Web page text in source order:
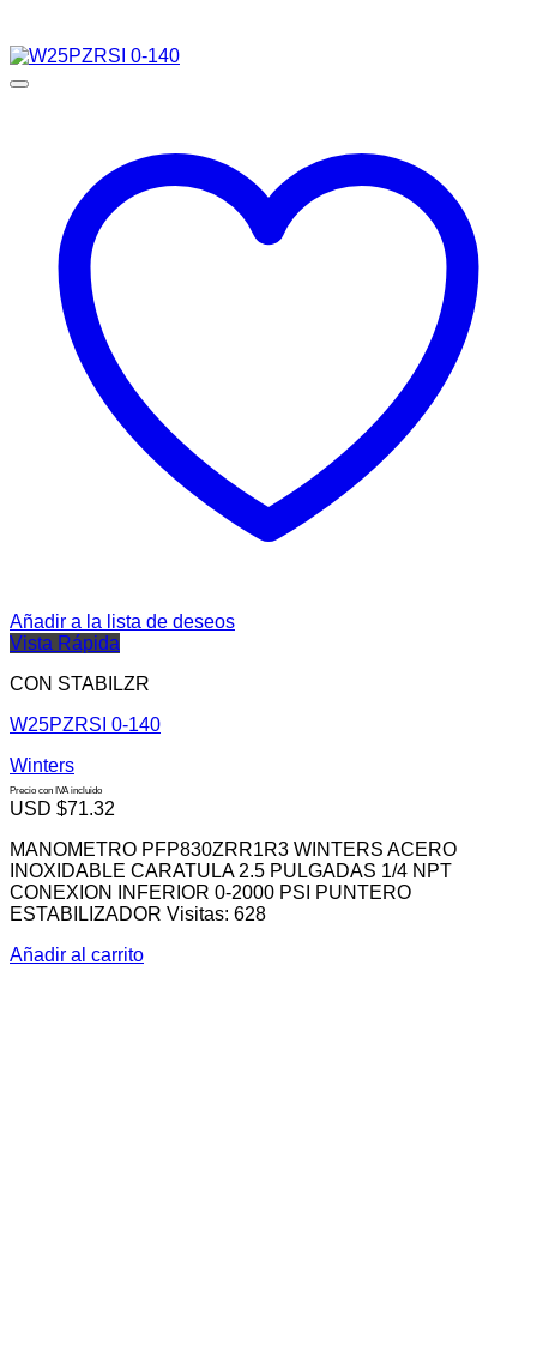
Añadir a la lista de deseos
Vista Rápida
CON STABILZR
W25PZRSI 0-140
Winters
Precio con IVA incluido
USD $71.32
MANOMETRO PFP830ZRR1R3 WINTERS ACERO
INOXIDABLE CARATULA 2.5 PULGADAS 1/4 NPT
CONEXION INFERIOR 0-2000 PSI PUNTERO
ESTABILIZADOR Visitas: 628
Añadir al carrito